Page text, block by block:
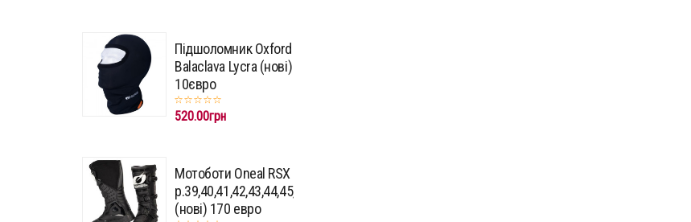
Підшоломник Oxford
Balaclava Lycra (нові)
10євро
520.00грн
Мотоботи Oneal RSX
p.39,40,41,42,43,44,45,46,47
(нові) 170 евро